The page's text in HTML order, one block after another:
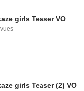
girls Teaser VO
girls Teaser (2) VO